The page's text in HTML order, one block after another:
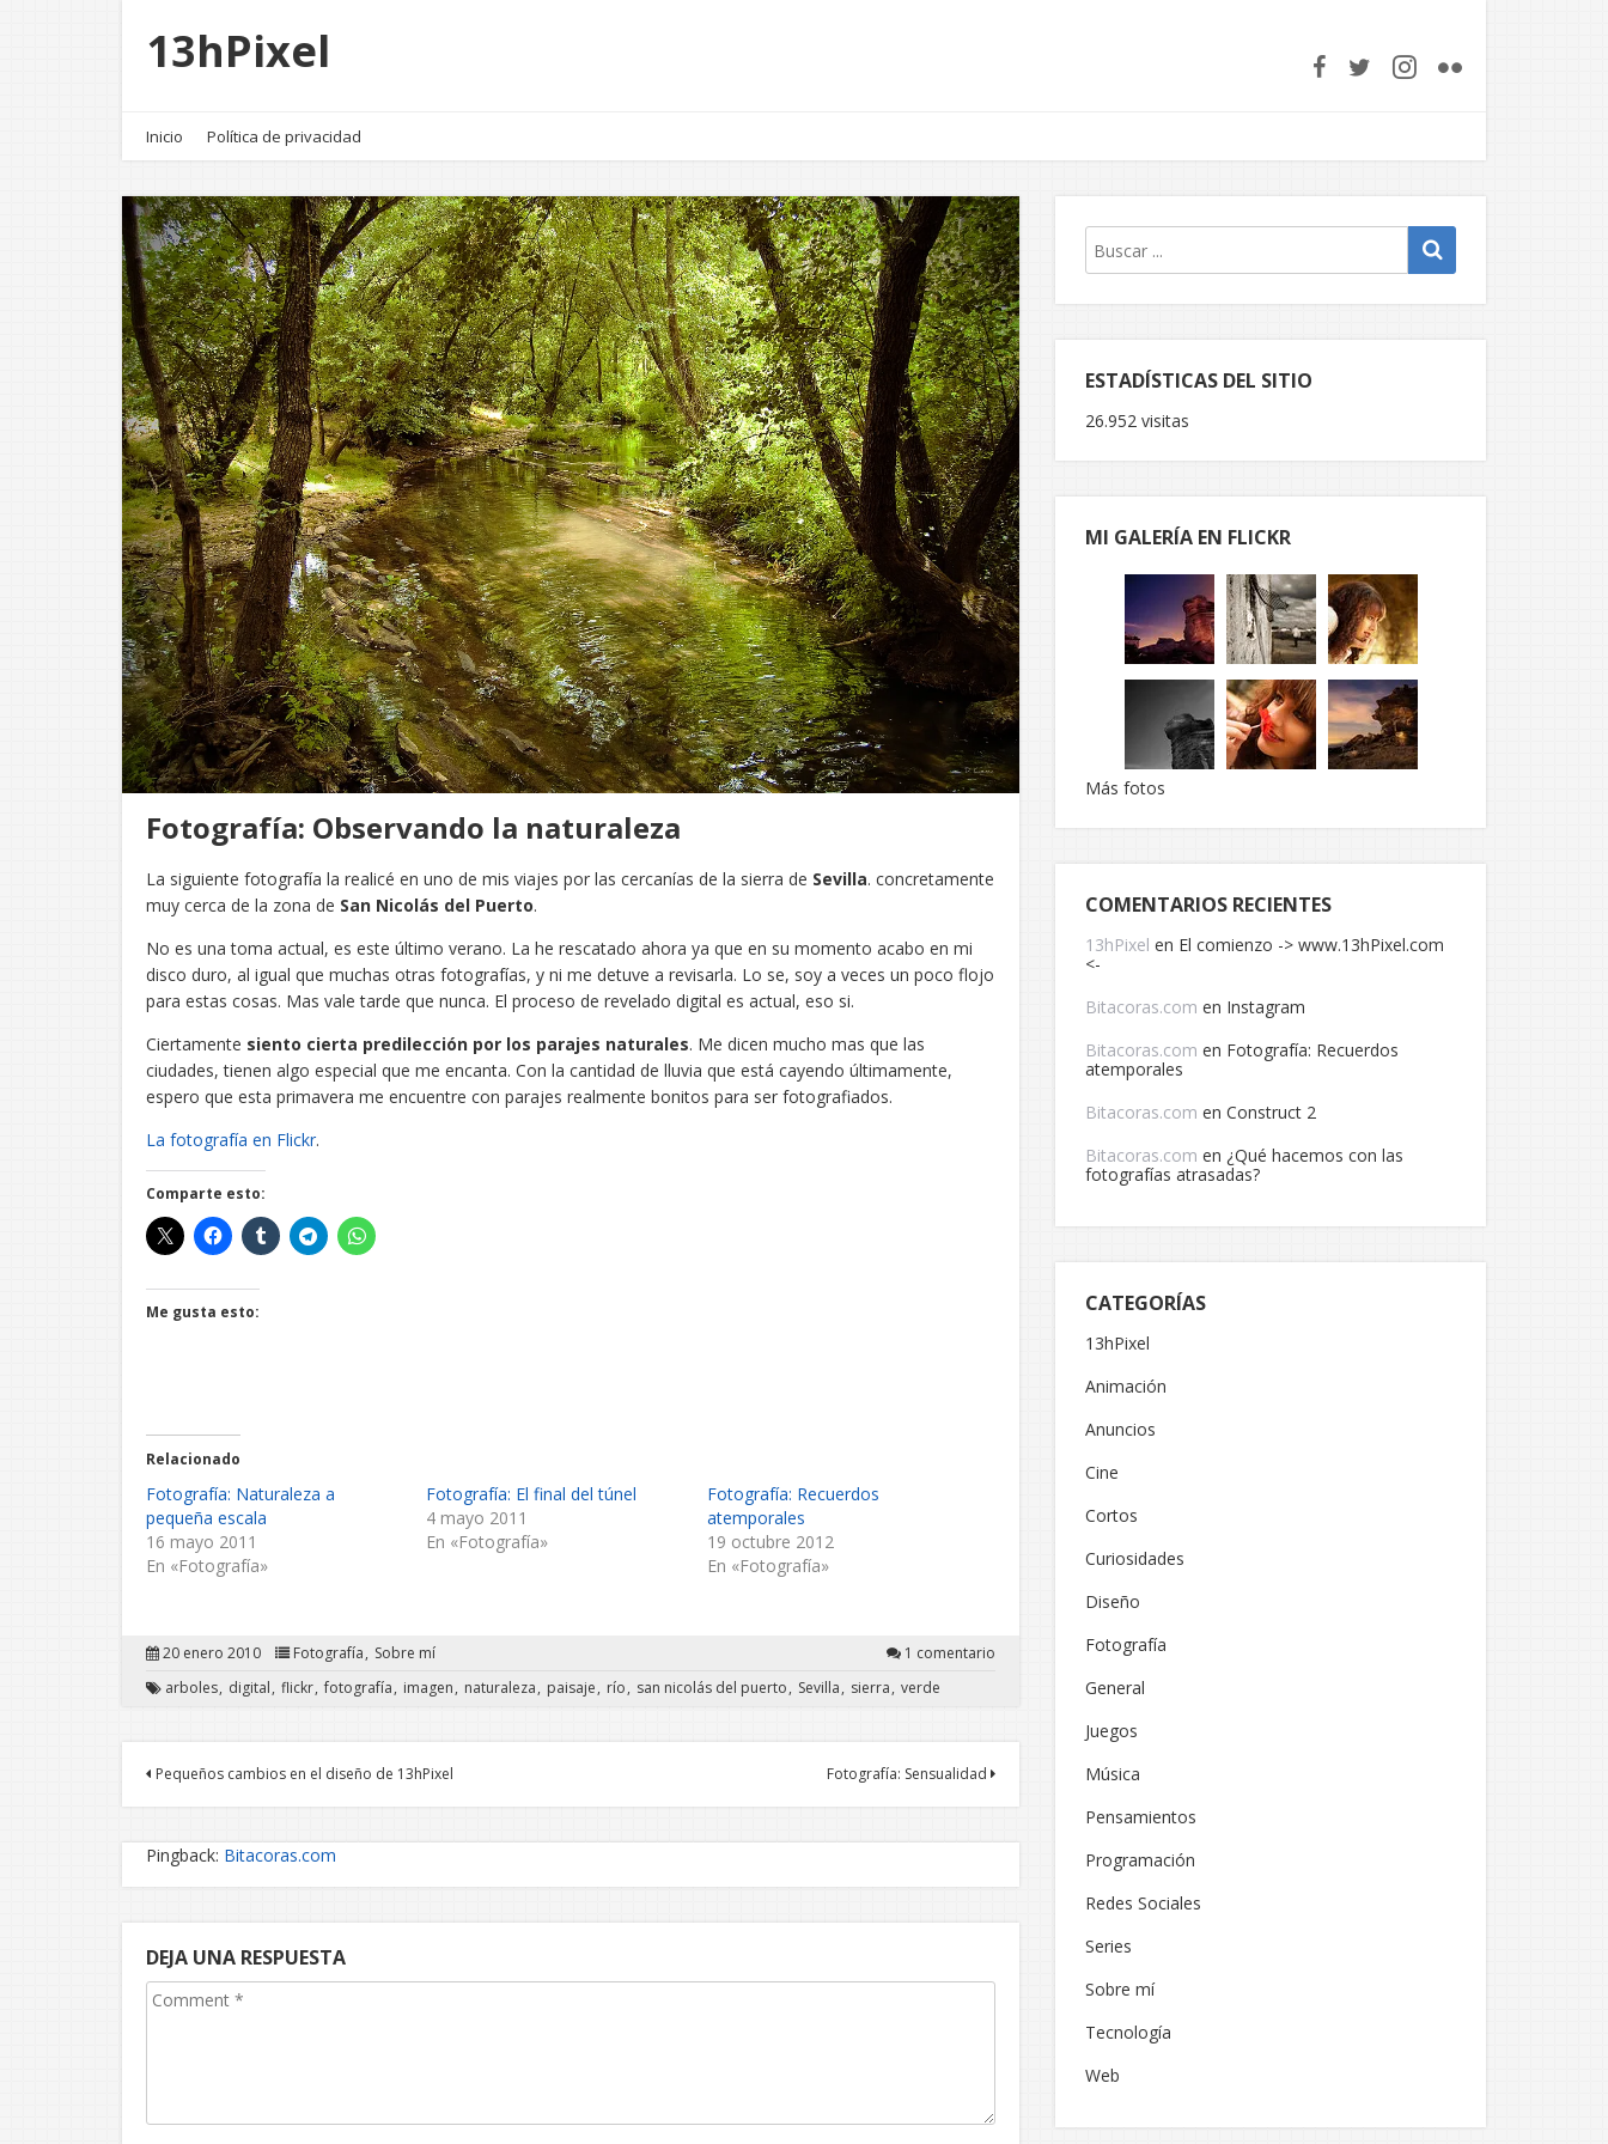
13hPixel
Inicio Política de privacidad
Fotografía: Observando la naturaleza
La siguiente fotografía la realicé en uno de mis viajes por las cercanías de la sierra de Sevilla. concretamente
muy cerca de la zona de San Nicolás del Puerto.
No es una toma actual, es este último verano. La he rescatado ahora ya que en su momento acabo en mi
disco duro, al igual que muchas otras fotografías, y ni me detuve a revisarla. Lo se, soy a veces un poco flojo
para estas cosas. Mas vale tarde que nunca. El proceso de revelado digital es actual, eso si.
Ciertamente siento cierta predilección por los parajes naturales. Me dicen mucho mas que las
ciudades, tienen algo especial que me encanta. Con la cantidad de lluvia que está cayendo últimamente,
espero que esta primavera me encuentre con parajes realmente bonitos para ser fotografiados.
La fotografía en Flickr.
Comparte esto:
Me gusta esto:
Relacionado
Fotografía: Naturaleza a
pequeña escala
16 mayo 2011
En «Fotografía»
Fotografía: El final del túnel
4 mayo 2011
En «Fotografía»
Fotografía: Recuerdos
atemporales
19 octubre 2012
En «Fotografía»
20 enero 2010 Fotografía Sobre mí
1 comentario
arboles digital flickr fotografía imagen naturaleza paisaje río san nicolás del puerto Sevilla sierra verde
Pequeños cambios en el diseño de 13hPixel Fotografía: Sensualidad
Pingback: Bitacoras.com
DEJA UNA RESPUESTA
ESTADÍSTICAS DEL SITIO
26.952 visitas
MI GALERÍA EN FLICKR
Más fotos
COMENTARIOS RECIENTES
13hPixel en El comienzo -> www.13hPixel.com
<-
Bitacoras.com en Instagram
Bitacoras.com en Fotografía: Recuerdos
atemporales
Bitacoras.com en Construct 2
Bitacoras.com en ¿Qué hacemos con las
fotografías atrasadas?
CATEGORÍAS
13hPixel
Animación
Anuncios
Cine
Cortos
Curiosidades
Diseño
Fotografía
General
Juegos
Música
Pensamientos
Programación
Redes Sociales
Series
Sobre mí
Tecnología
Web